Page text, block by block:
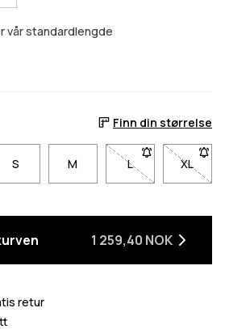
vår standardlengde
Finn din størrelse
S M L- Størrelse L er
XL
-
1 259,40 NOK
retur